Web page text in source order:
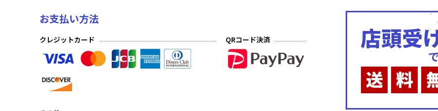
発見の旅路(プレミアム)
発見の旅路(ノーマル)
深淵のガンスリンガー(プレミアム)
深淵のガンスリンガー(ノーマル)
お支払い方法
クレジットカード QRコード決済